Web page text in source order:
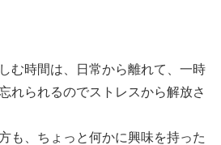
む時間は、日常から離れて、一時
れられるのでストレスから解放さ
も、ちょっと何かに興味を持った